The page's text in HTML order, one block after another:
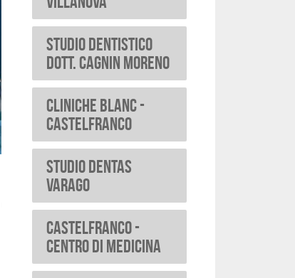
Studio Dentistico
Dott. Cagnin Moreno
Cliniche Blanc -
Castelfranco
Studio Dentas
Varago
CASTELFRANCO -
Centro di Medicina